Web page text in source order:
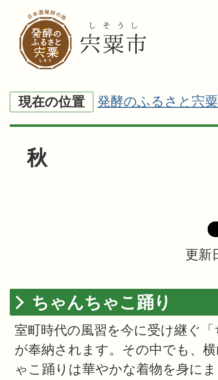
現在の位置 発酵のふるさと宍粟
秋
更新
ちゃんちゃこ踊り
室町時代の風習を今に受け継ぐ
が奉納されます。その中でも、
ゃこ踊りは華やかな着物を身に